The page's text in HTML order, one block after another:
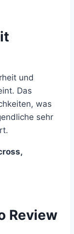
und
Das
was
sehr
Review